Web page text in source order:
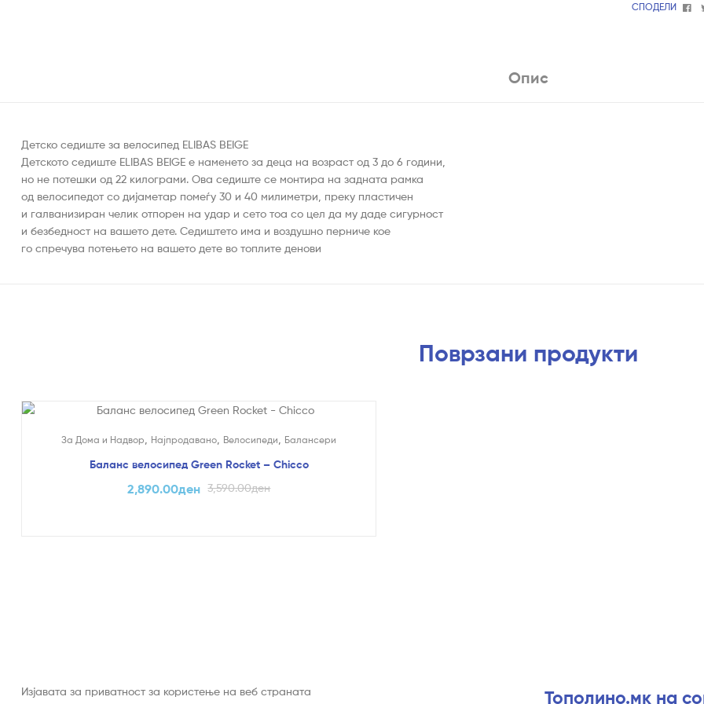
СПОДЕЛИ
Опис
Детско седиште за велосипед ELIBAS BEIGE
Детското седиште ELIBAS BEIGE е наменето за деца на возраст од 3 до 6 години,
но не потешки од 22 килограми. Ова седиште се монтира на задната рамка
од велосипедот со дијаметар помеѓу 30 и 40 милиметри, преку пластичен
и галванизиран челик отпорен на удар и сето тоа со цел да му даде сигурност
и безбедност на вашето дете. Седиштето има и воздушно перниче кое
го спречува потењето на вашето дете во топлите денови
Поврзани продукти
За Дома и Надвор Најпродавано Велосипеди Балансери
Баланс велосипед Green Rocket – Chicco
3,590.00ден
2,890.00ден
Изјавата за приватност за користење на веб страната Тополино.мк на